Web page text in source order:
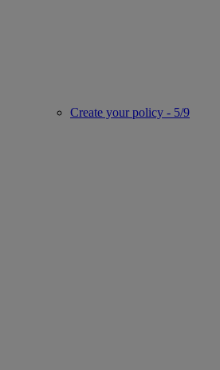
Create your policy - 5/9